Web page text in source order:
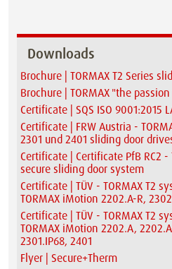
Downloads
Brochure | TORMAX T2 Series
Brochure | TORMAX "the
Certificate | SQS ISO 9001:2015
Certificate | FRW Austria -
2301 und 2401 sliding door
Certificate | Certificate PfB RC2 -
secure sliding door system
Certificate | TÜV - TORMAX T2
TORMAX iMotion 2202.A-R,
Certificate | TÜV - TORMAX T2
TORMAX iMotion 2202.A,
2301.IP68, 2401
Flyer | Secure+Therm